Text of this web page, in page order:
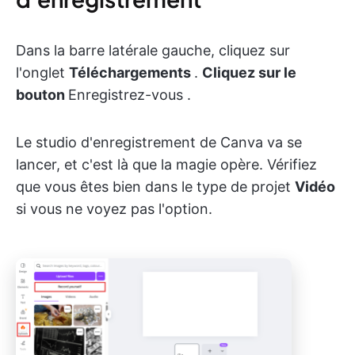
Dans la barre latérale gauche, cliquez sur
l'onglet Téléchargements . Cliquez sur le
bouton Enregistrez-vous .
Le studio d'enregistrement de Canva va se
lancer, et c'est là que la magie opère. Vérifiez
que vous êtes bien dans le type de projet Vidéo
si vous ne voyez pas l'option.